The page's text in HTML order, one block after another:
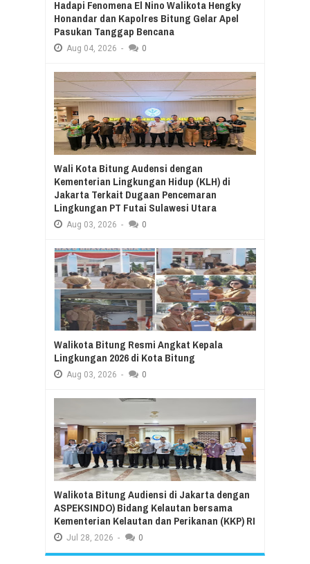
Hadapi Fenomena El Nino Walikota Hengky
Honandar dan Kapolres Bitung Gelar Apel
Pasukan Tanggap Bencana
Aug 04, 2026 - 0
Wali Kota Bitung Audensi dengan
Kementerian Lingkungan Hidup (KLH) di
Jakarta Terkait Dugaan Pencemaran
Lingkungan PT Futai Sulawesi Utara
Aug 03, 2026 - 0
Walikota Bitung Resmi Angkat Kepala
Lingkungan 2026 di Kota Bitung
Aug 03, 2026 - 0
Walikota Bitung Audiensi di Jakarta dengan
ASPEKSINDO) Bidang Kelautan bersama
Kementerian Kelautan dan Perikanan (KKP) RI
Jul 28, 2026 - 0